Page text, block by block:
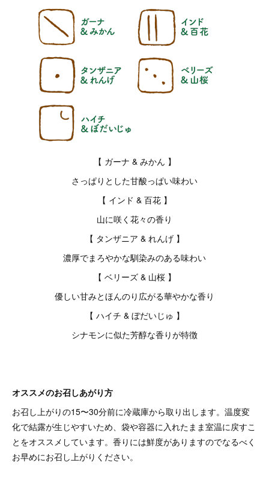
【 ガーナ & みかん 】
さっぱりとした甘酸っぱい味わい
【 インド & 百花 】
山に咲く花々の香り
【 タンザニア & れんげ 】
濃厚でまろやかな馴染みのある味わい
【 ベリーズ & 山桜 】
優しい甘みとほんのり広がる華やかな香り
【 ハイチ & ぼだいじゅ 】
シナモンに似た芳醇な香りが特徴
オススメのお召しあがり方
お召し上がりの15〜30分前に冷蔵庫から取り出します。温度変
化で結露が生じやすいため、袋や容器に入れたまま室温に戻すこ
とをオススメしています。香りには鮮度がありますのでなるべく
お早めにお召し上がりください。